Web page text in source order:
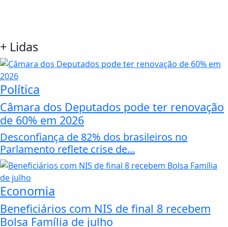
+ Lidas
Política
Câmara dos Deputados pode ter renovação
de 60% em 2026
Desconfiança de 82% dos brasileiros no
Parlamento reflete crise de...
Economia
Beneficiários com NIS de final 8 recebem
Bolsa Família de julho